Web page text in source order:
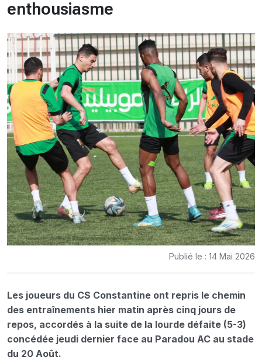
enthousiasme
Publié le : 14 Mai 2026
Les joueurs du CS Constantine ont repris le chemin
des entraînements hier matin après cinq jours de
repos, accordés à la suite de la lourde défaite (5-3)
concédée jeudi dernier face au Paradou AC au stade
du 20 Août.